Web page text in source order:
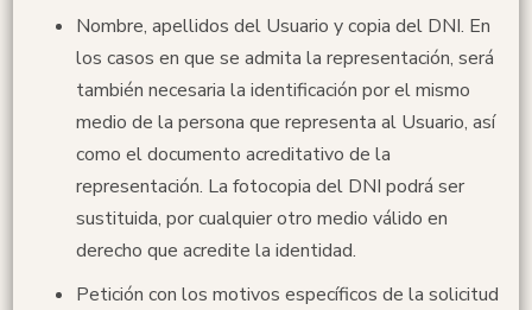
Nombre, apellidos del Usuario y copia del DNI. En
los casos en que se admita la representación, será
también necesaria la identificación por el mismo
medio de la persona que representa al Usuario, así
como el documento acreditativo de la
representación. La fotocopia del DNI podrá ser
sustituida, por cualquier otro medio válido en
derecho que acredite la identidad.
Petición con los motivos específicos de la solicitud